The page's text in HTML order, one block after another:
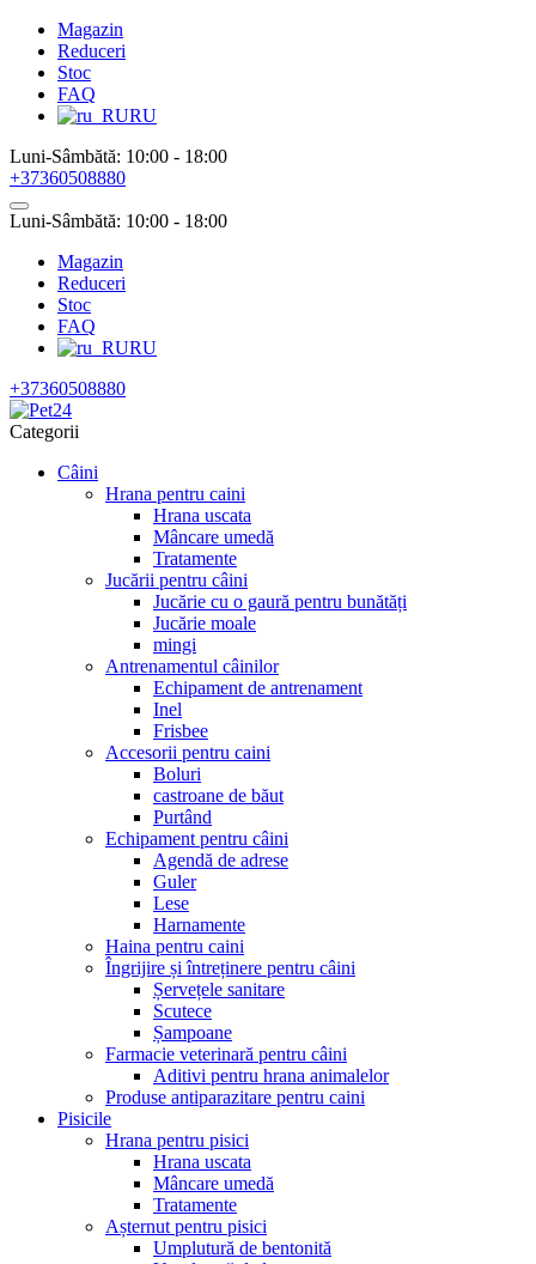
Magazin
Reduceri
Stoc
FAQ
RU
Luni-Sâmbătă: 10:00 - 18:00
+37360508880
Luni-Sâmbătă: 10:00 - 18:00
Magazin
Reduceri
Stoc
FAQ
RU
+37360508880
Categorii
Câini
Hrana pentru caini
Hrana uscata
Mâncare umedă
Tratamente
Jucării pentru câini
Jucărie cu o gaură pentru bunătăți
Jucărie moale
mingi
Antrenamentul câinilor
Echipament de antrenament
Inel
Frisbee
Accesorii pentru caini
Boluri
castroane de băut
Purtând
Echipament pentru câini
Agendă de adrese
Guler
Lese
Harnamente
Haina pentru caini
Îngrijire și întreținere pentru câini
Șervețele sanitare
Scutece
Șampoane
Farmacie veterinară pentru câini
Aditivi pentru hrana animalelor
Produse antiparazitare pentru caini
Pisicile
Hrana pentru pisici
Hrana uscata
Mâncare umedă
Tratamente
Așternut pentru pisici
Umplutură de bentonită